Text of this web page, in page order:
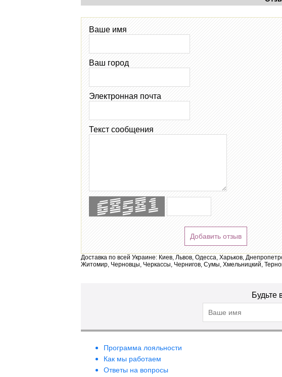
Ваше имя
Ваш город
Электронная почта
Текст сообщения
Добавить отзыв
Доставка по всей Украине: Киев, Львов, Одесса, Харьков,
Житомир, Черновцы, Черкассы, Чернигов, Сумы, Хмельницкий,
Будьте
Программа лояльности
Как мы работаем
Ответы на вопросы